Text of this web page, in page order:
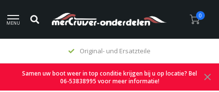
MENU
0
Original- und Ersatzteile
Samen uw boot weer in top conditie krijgen bij u op locatie? Bel
06-53838995 voor meer informatie!